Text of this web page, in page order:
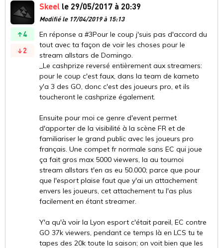
4
2
Skeel le 29/05/2017 à 20:39
Modifié le 17/04/2019 à 15:13
En réponse a #3Pour le coup j'suis pas d'accord du
tout avec ta façon de voir les choses pour le
stream allstars de Domingo.
_Le cashprize reversé entièrement aux streamers:
pour le coup c'est faux, dans la team de kameto
y'a 3 des GO, donc c'est des joueurs pro, et ils
toucheront le cashprize également.
Ensuite pour moi ce genre d'event permet
d'apporter de la visibilité à la scène FR et de
familiariser le grand public avec les joueurs pro
français. Une compet fr normale sans EC qui joue
ça fait gros max 5000 viewers, la au tournoi
stream allstars t'en as eu 50.000; parce que pour
que l'esport plaise faut que y'ai un attachement
envers les joueurs, cet attachement tu l'as plus
facilement en étant streamer.
Y'a qu'à voir la Lyon esport c'était pareil, EC contre
GO 37k viewers, pendant ce temps là en LCS tu te
tapes des 20k toute la saison; on voit bien que les